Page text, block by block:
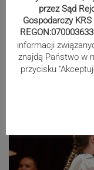
przez Sąd
Gospodarczy
REGON:070003633
informacji
znajdą Państwo w
przycisku